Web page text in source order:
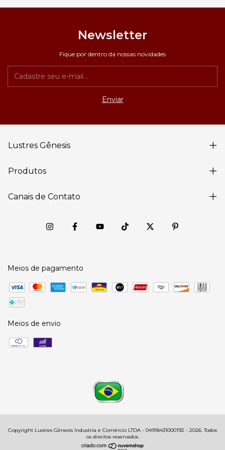
Newsletter
Fique por dentro da nossas novidades
Lustres Gênesis
Produtos
Canais de Contato
Meios de pagamento
Meios de envio
Copyright Lustres Gênesis Industria e Comércio LTDA - 04918431000192 - 2026. Todos
os direitos reservados.